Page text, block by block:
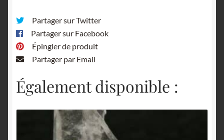
Partager sur Twitter
Partager sur Facebook
Épingler de produit
Partager par Email
Également disponible :